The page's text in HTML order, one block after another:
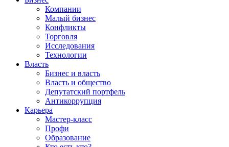
Компании
Малый бизнес
Конфликты
Торговля
Исследования
Технологии
Власть
Бизнес и власть
Власть и общество
Депутатский портфель
Антикоррупция
Карьера
Мастер-класс
Профи
Образование